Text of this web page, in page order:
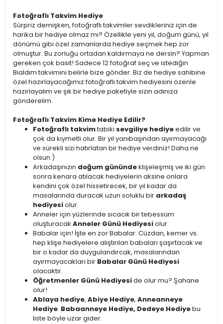
Fotoğraflı Takvim Hediye
Sürpriz demişken, fotoğraflı takvimler sevdikleriniz için de
harika bir hediye olmaz mı? Özellikle yeni yıl, doğum günü, yıl
dönümü gibi özel zamanlarda hediye seçmek hep zor
olmuştur. Bu zorluğu ortadan kaldırmaya ne dersin? Yapman
gereken çok basit! Sadece 12 fotoğraf seç ve istediğin
Bialdım takvimini belirle bize gönder. Biz de hediye sahibine
özel hazırlayacağımız fotoğraflı takvim hediyesini özenle
hazırlayalım ve şık bir hediye paketiyle sizin adınıza
gönderelim.
Fotoğraflı Takvim Kime Hediye Edilir?
Fotoğraflı takvimtabiki sevgiliye hediyeedilir ve
çok da kıymetli olur. Bir yıl yanıbaşından ayırmayacağı
ve sürekli sizi hatırlatan bir hediye verdiniz! Daha ne
olsun:)
Arkadaşınızın doğum günündeklişeleşmiş ve iki gün
sonra kenara atılacak hediyelerin aksine onlara
kendini çok özel hissetirecek, bir yıl kadar da
masalarında duracak uzun soluklu bir arkadaş
hediyesiolur.
Anneler için yüzlerinde sıcacık bir tebessüm
oluşturacak Anneler Günü Hediyesiolur.
Babalar için! İşte en zor Babalar. Cüzdan, kemer vs.
hep klişe hediyelere alıştırılan babaları şaşırtacak ve
bir o kadar da duygulandırcak, masalarından
ayırmayacakları bir Babalar Günü Hediyesi
olacaktır.
Öğretmenler Günü Hediyeside olur mu? Şahane
olur!
Ablaya hediye, Abiye Hediye, Anneanneye
Hediye. Babaanneye Hediye, Dedeye Hediyebu
liste böyle uzar gider.